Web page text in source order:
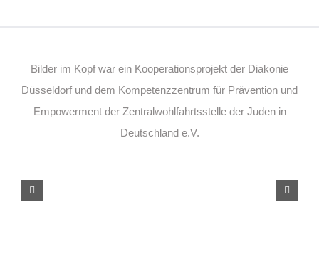
Bilder im Kopf war ein Kooperationsprojekt der Diakonie
Düsseldorf und dem Kompetenzzentrum für Prävention und
Empowerment der Zentralwohlfahrtsstelle der Juden in
Deutschland e.V.